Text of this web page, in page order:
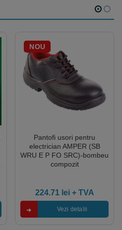
NOU
Pantofi usori pentru
electrician AMPER (SB
WRU E P FO SRC)-bombeu
compozit
224.71 lei+ TVA
Vezi detalii